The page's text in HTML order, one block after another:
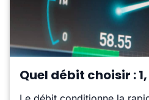
Quel débit choisir :